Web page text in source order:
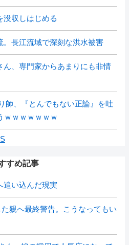
没収しはじめる
。長江流域で深刻な洪水被害
ん、専門家からあまりにも非情
師、『とんでもない正論』を吐
ｗｗｗｗｗｗｗ
すめ記事
追い込んだ現実
親へ最終警告。こうなってもい